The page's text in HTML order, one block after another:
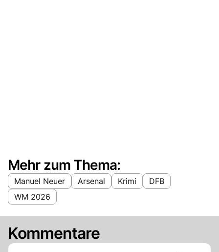
Mehr zum Thema:
Manuel Neuer Arsenal Krimi
DFB
WM 2026
Kommentare